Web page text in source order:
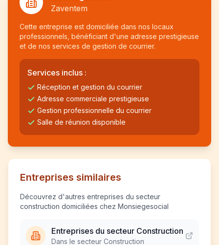
Zaventem
Cette entreprise est domiciliée dans nos locaux
professionnels, bénéficiant d'une adresse prestigieuse
et de nos services de gestion de courrier.
Services inclus :
Réception et gestion du courrier
Adresse commerciale prestigieuse
Gestion professionnelle du courrier
Salle de réunion disponible
Entreprises similaires
Découvrez d'autres entreprises du secteur
construction domiciliées chez Monsiegesocial
Entreprises du secteur Construction
Dans le secteur Construction